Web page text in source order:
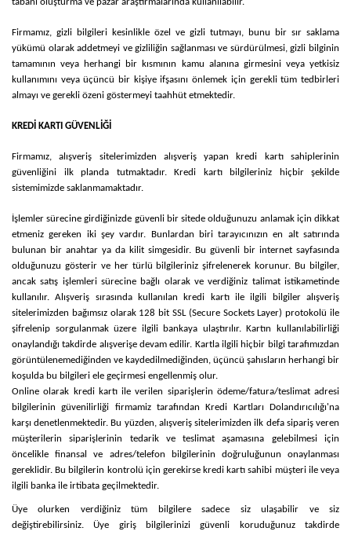
Firmamız, gizli bilgileri kesinlikle özel ve gizli tutmayı, bunu bir sır saklama
yükümü olarak addetmeyi ve gizliliğin sağlanması ve sürdürülmesi, gizli bilginin
tamamının veya herhangi bir kısmının kamu alanına girmesini veya yetkisiz
kullanımını veya üçüncü bir kişiye ifşasını önlemek için gerekli tüm tedbirleri
almayı ve gerekli özeni göstermeyi taahhüt etmektedir.
KREDİ KARTI GÜVENLİĞİ
Firmamız, alışveriş sitelerimizden alışveriş yapan kredi kartı sahiplerinin
güvenliğini ilk planda tutmaktadır. Kredi kartı bilgileriniz hiçbir şekilde
sistemimizde saklanmamaktadır.
İşlemler sürecine girdiğinizde güvenli bir sitede olduğunuzu anlamak için dikkat
etmeniz gereken iki şey vardır. Bunlardan biri tarayıcınızın en alt satırında
bulunan bir anahtar ya da kilit simgesidir. Bu güvenli bir internet sayfasında
olduğunuzu gösterir ve her türlü bilgileriniz şifrelenerek korunur. Bu bilgiler,
ancak satış işlemleri sürecine bağlı olarak ve verdiğiniz talimat istikametinde
kullanılır. Alışveriş sırasında kullanılan kredi kartı ile ilgili bilgiler alışveriş
sitelerimizden bağımsız olarak 128 bit SSL (Secure Sockets Layer) protokolü ile
şifrelenip sorgulanmak üzere ilgili bankaya ulaştırılır. Kartın kullanılabilirliği
onaylandığı takdirde alışverişe devam edilir. Kartla ilgili hiçbir bilgi tarafımızdan
görüntülenemediğinden ve kaydedilmediğinden, üçüncü şahısların herhangi bir
koşulda bu bilgileri ele geçirmesi engellenmiş olur.
Online olarak kredi kartı ile verilen siparişlerin ödeme/fatura/teslimat adresi
bilgilerinin güvenilirliği firmamiz tarafından Kredi Kartları Dolandırıcılığı'na
karşı denetlenmektedir. Bu yüzden, alışveriş sitelerimizden ilk defa sipariş veren
müşterilerin siparişlerinin tedarik ve teslimat aşamasına gelebilmesi için
öncelikle finansal ve adres/telefon bilgilerinin doğruluğunun onaylanması
gereklidir. Bu bilgilerin kontrolü için gerekirse kredi kartı sahibi müşteri ile veya
ilgili banka ile irtibata geçilmektedir.
Üye olurken verdiğiniz tüm bilgilere sadece siz ulaşabilir ve siz
değiştirebilirsiniz. Üye giriş bilgilerinizi güvenli koruduğunuz takdirde